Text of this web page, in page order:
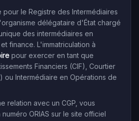
pour le Registre des Intermédiaires
délégataire d'État chargé
des intermédiaires en
finance. L'immatriculation à
pour exercer en tant que
Financiers (CIF), Courtier
ou Intermédiaire en Opérations de
relation avec un CGP, vous
ORIAS sur le site officiel